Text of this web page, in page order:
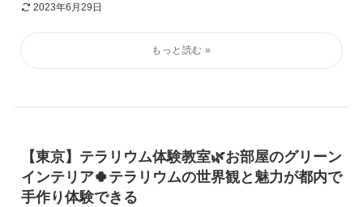
2023年6月29日
【東京】テラリウム体験教室🌿お部屋のグリーン
インテリア🍀テラリウムの世界観と魅力が都内で
手作り体験できる